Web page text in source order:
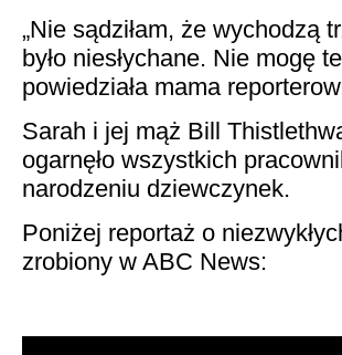
„Nie sądziłam, że wychodzą
było niesłychane. Nie mogę
powiedziała mama
Sarah i jej mąż Bill
ogarnęło wszystkich
narodzeniu dziewczynek.
Poniżej reportaż o
zrobiony w ABC News: